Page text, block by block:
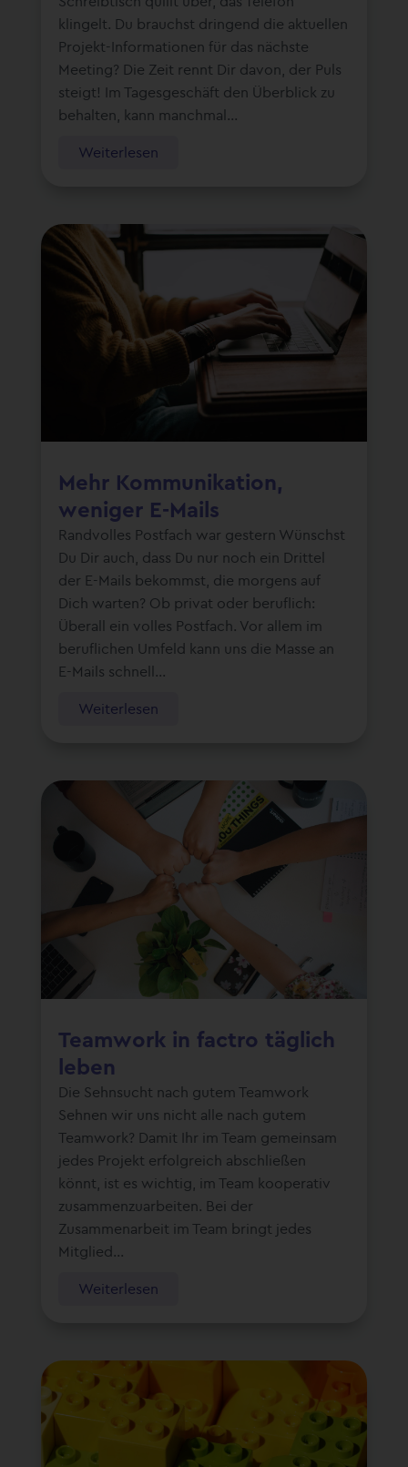
klingelt. Du brauchst dringend die aktuellen
Projekt-Informationen für das nächste
Meeting? Die Zeit rennt Dir davon, der Puls
steigt! Im Tagesgeschäft den Überblick zu
behalten, kann manchmal...
Weiterlesen
Mehr Kommunikation,
weniger E-Mails
Randvolles Postfach war gestern Wünschst
Du Dir auch, dass Du nur noch ein Drittel
der E-Mails bekommst, die morgens auf
Dich warten? Ob privat oder beruflich:
Überall ein volles Postfach. Vor allem im
beruflichen Umfeld kann uns die Masse an
E-Mails schnell...
Weiterlesen
Teamwork in factro täglich
leben
Die Sehnsucht nach gutem Teamwork
Sehnen wir uns nicht alle nach gutem
Teamwork? Damit Ihr im Team gemeinsam
jedes Projekt erfolgreich abschließen
könnt, ist es wichtig, im Team kooperativ
zusammenzuarbeiten. Bei der
Zusammenarbeit im Team bringt jedes
Mitglied...
Weiterlesen